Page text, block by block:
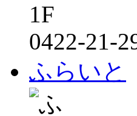
1F
0422-21-
ふらいと